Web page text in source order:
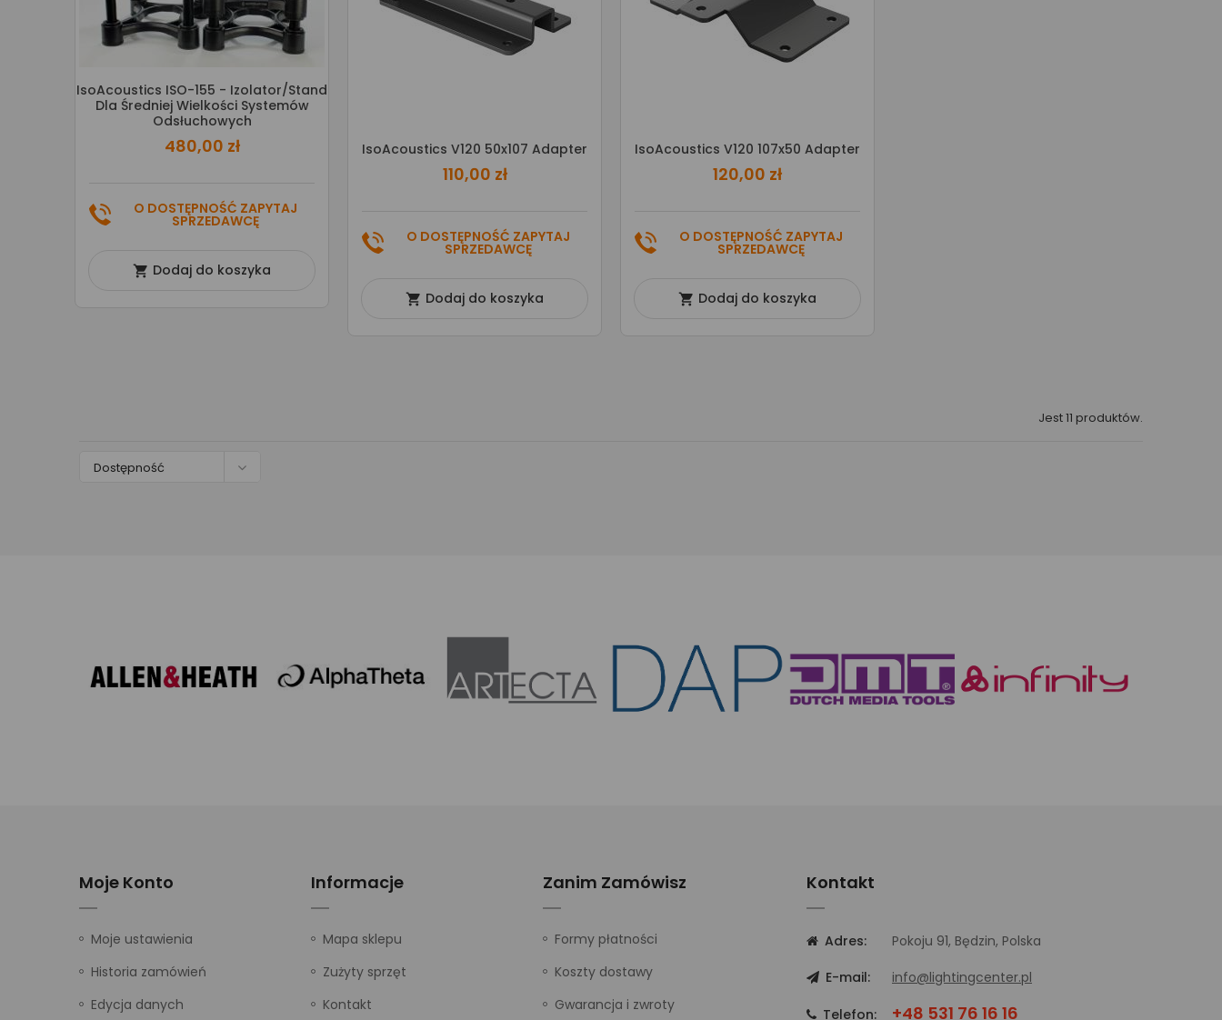
IsoAcoustics ISO-155 - Izolator/stand
Dla Średniej Wielkości Systemów
Odsłuchowych
480,00 zł
O DOSTĘPNOŚĆ ZAPYTAJ
SPRZEDAWCĘ
 Dodaj do koszyka
IsoAcoustics V120 50x107 Adapter
110,00 zł
O DOSTĘPNOŚĆ ZAPYTAJ
SPRZEDAWCĘ
 Dodaj do koszyka
IsoAcoustics V120 107x50 Adapter
120,00 zł
O DOSTĘPNOŚĆ ZAPYTAJ
SPRZEDAWCĘ
 Dodaj do koszyka
Jest 11 produktów.
Dostępność 
Moje Konto
Moje ustawienia
Historia zamówień
Edycja danych
Informacje
Mapa sklepu
Zużyty sprzęt
Kontakt
Zanim Zamówisz
Formy płatności
Koszty dostawy
Gwarancja i zwroty
Kontakt
Adres:
Pokoju 91, Będzin, Polska
E-mail:
info@lightingcenter.pl
Telefon: +48 531 76 16 16